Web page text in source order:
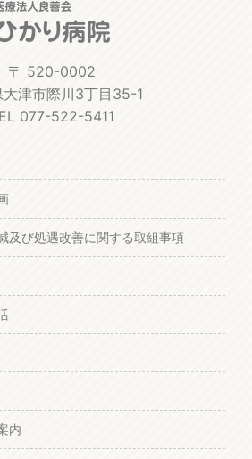
〒 520-0002
大津市際川3丁目35-1
077-522-5411
及び処遇改善に関する取組事項
内